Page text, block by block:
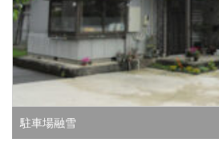
駐車場融雪